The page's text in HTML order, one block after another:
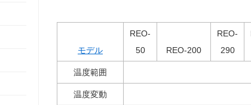
モデル
REO-
50
REO-200
REO-
290
温度範囲
温度変動